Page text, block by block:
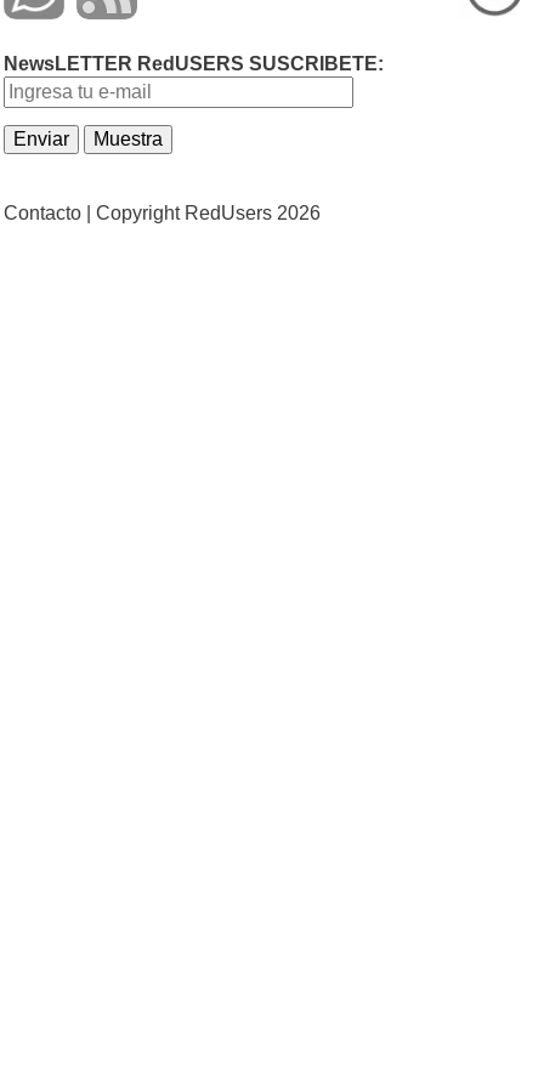
NewsLETTER RedUSERS SUSCRIBETE:
Contacto | Copyright RedUsers 2026